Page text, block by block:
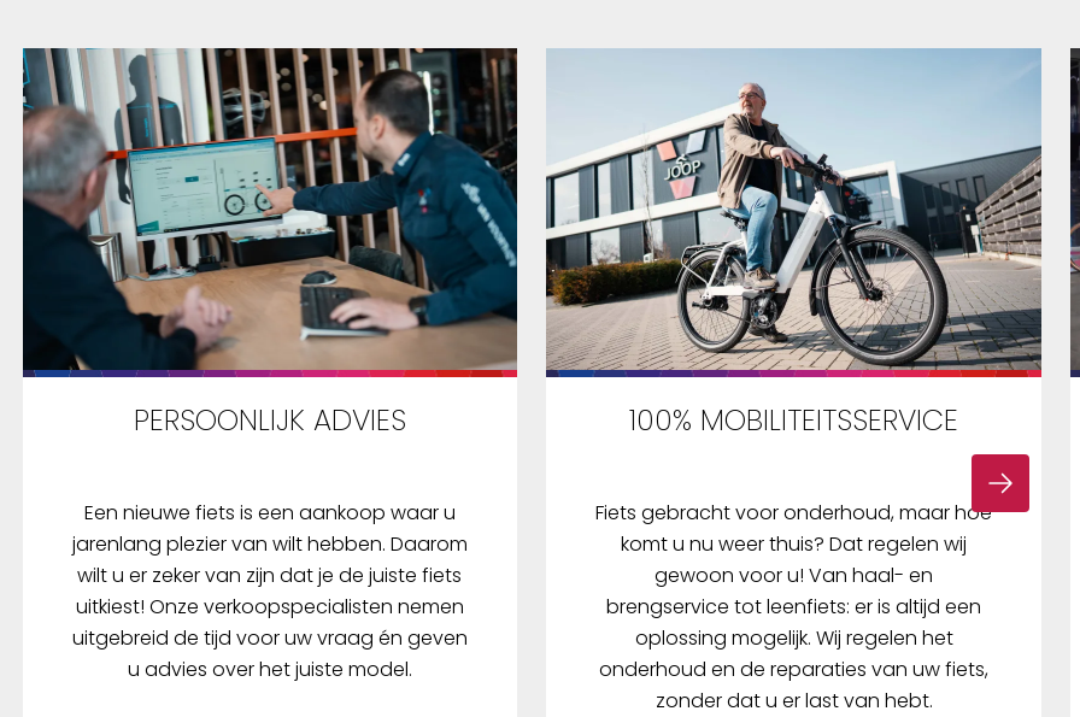
open. Door meerdere
te scannen kunt
omgaan met
uw fietsslot of fiets
met meerdere mensen
Het
is uiterst
aangezien het slot
vergrendelt
sloteinden in de
gestoken. Om
het fietsframe te
een siliconen-cover.
is. Een
bescherming tegen
openen. Met het
gaan
functionaliteit en design
en bent u bij de tijd.
PERSOONLIJK ADVIES
Een nieuwe fiets is een aankoop waar u
jarenlang plezier van wilt hebben. Daarom
wilt u er zeker van zijn dat je de juiste fiets
uitkiest! Onze verkoopspecialisten nemen
uitgebreid de tijd voor uw vraag én geven
u advies over het juiste model.
100% MOBILITEITSSERVICE
Fiets gebracht voor onderhoud, maar hoe
komt u nu weer thuis? Dat regelen wij
gewoon voor u! Van haal- en
brengservice tot leenfiets: er is altijd een
oplossing mogelijk. Wij regelen het
onderhoud en de reparaties van uw fiets,
zonder dat u er last van hebt.